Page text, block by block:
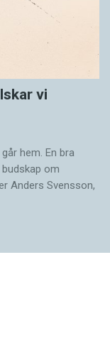
vi
hem. En bra
om
Anders Svensson,